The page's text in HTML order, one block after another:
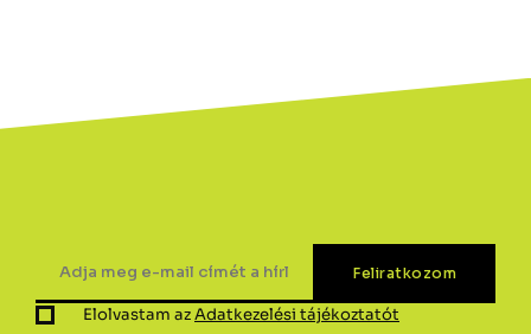
Elolvastam azAdatkezelési tájékoztatót